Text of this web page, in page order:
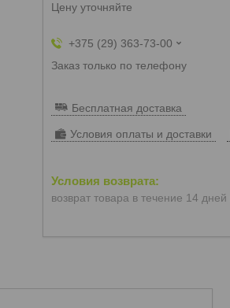
Цену уточняйте
+375 (29) 363-73-00
Заказ только по телефону
Бесплатная доставка
Условия оплаты и доставки
возврат товара в течение 14 дней